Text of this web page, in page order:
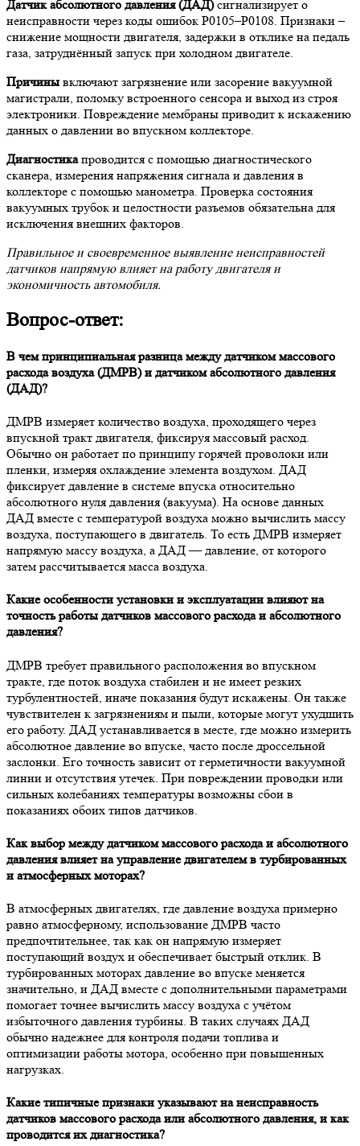
Датчик абсолютного давления (ДАД)сигнализирует о
неисправности через коды ошибок P0105–P0108. Признаки –
снижение мощности двигателя, задержки в отклике на педаль
газа, затруднённый запуск при холодном двигателе.
Причины включают загрязнение или засорение вакуумной
магистрали, поломку встроенного сенсора и выход из строя
электроники. Повреждение мембраны приводит к искажению
данных о давлении во впускном коллекторе.
Диагностикапроводится с помощью диагностического
сканера, измерения напряжения сигнала и давления в
коллекторе с помощью манометра. Проверка состояния
вакуумных трубок и целостности разъемов обязательна для
исключения внешних факторов.
Правильное и своевременное выявление неисправностей
датчиков напрямую влияет на работу двигателя и
экономичность автомобиля.
Вопрос-ответ:
В чем принципиальная разница между датчиком массового
расхода воздуха (ДМРВ) и датчиком абсолютного давления
(ДАД)?
ДМРВ измеряет количество воздуха, проходящего через
впускной тракт двигателя, фиксируя массовый расход.
Обычно он работает по принципу горячей проволоки или
пленки, измеряя охлаждение элемента воздухом. ДАД
фиксирует давление в системе впуска относительно
абсолютного нуля давления (вакуума). На основе данных
ДАД вместе с температурой воздуха можно вычислить массу
воздуха, поступающего в двигатель. То есть ДМРВ измеряет
напрямую массу воздуха, а ДАД — давление, от которого
затем рассчитывается масса воздуха.
Какие особенности установки и эксплуатации влияют на
точность работы датчиков массового расхода и абсолютного
давления?
ДМРВ требует правильного расположения во впускном
тракте, где поток воздуха стабилен и не имеет резких
турбулентностей, иначе показания будут искажены. Он также
чувствителен к загрязнениям и пыли, которые могут ухудшить
его работу. ДАД устанавливается в месте, где можно измерить
абсолютное давление во впуске, часто после дроссельной
заслонки. Его точность зависит от герметичности вакуумной
линии и отсутствия утечек. При повреждении проводки или
сильных колебаниях температуры возможны сбои в
показаниях обоих типов датчиков.
Как выбор между датчиком массового расхода и абсолютного
давления влияет на управление двигателем в турбированных
и атмосферных моторах?
В атмосферных двигателях, где давление воздуха примерно
равно атмосферному, использование ДМРВ часто
предпочтительнее, так как он напрямую измеряет
поступающий воздух и обеспечивает быстрый отклик. В
турбированных моторах давление во впуске меняется
значительно, и ДАД вместе с дополнительными параметрами
помогает точнее вычислить массу воздуха с учётом
избыточного давления турбины. В таких случаях ДАД
обычно надежнее для контроля подачи топлива и
оптимизации работы мотора, особенно при повышенных
нагрузках.
Какие типичные признаки указывают на неисправность
датчиков массового расхода или абсолютного давления, и как
проводится их диагностика?